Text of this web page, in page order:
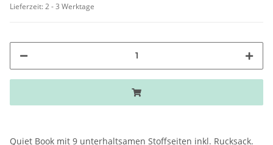
Lieferzeit:2 - 3 Werktage
Quiet Book mit 9 unterhaltsamen Stoffseiten inkl. Rucksack.